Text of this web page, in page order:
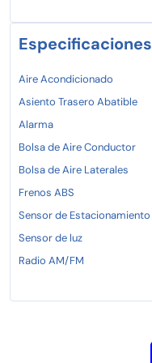
Especificaciones
Aire Acondicionado
Asiento Trasero Abatible
Alarma
Bolsa de Aire Conductor
Bolsa de Aire Laterales
Frenos ABS
Sensor de Estacionamiento
Sensor de luz
Radio AM/FM